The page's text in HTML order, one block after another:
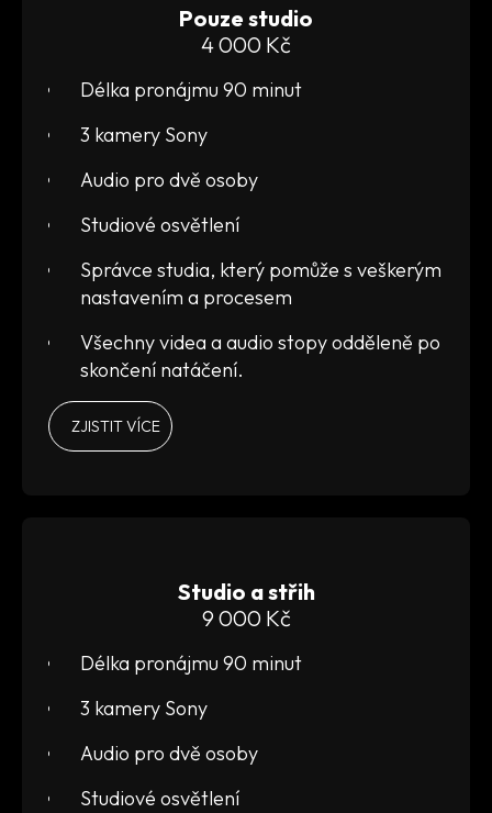
Pouze studio
4 000 Kč
Délka pronájmu 90 minut
3 kamery Sony
Audio pro dvě osoby
Studiové osvětlení
Správce studia, který pomůže s veškerým
nastavením a procesem
Všechny videa a audio stopy odděleně po
skončení natáčení.
ZJISTIT VÍCE
Studio a střih
9 000 Kč
Délka pronájmu 90 minut
3 kamery Sony
Audio pro dvě osoby
Studiové osvětlení